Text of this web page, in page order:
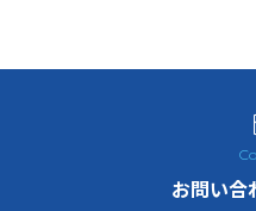
お問い合